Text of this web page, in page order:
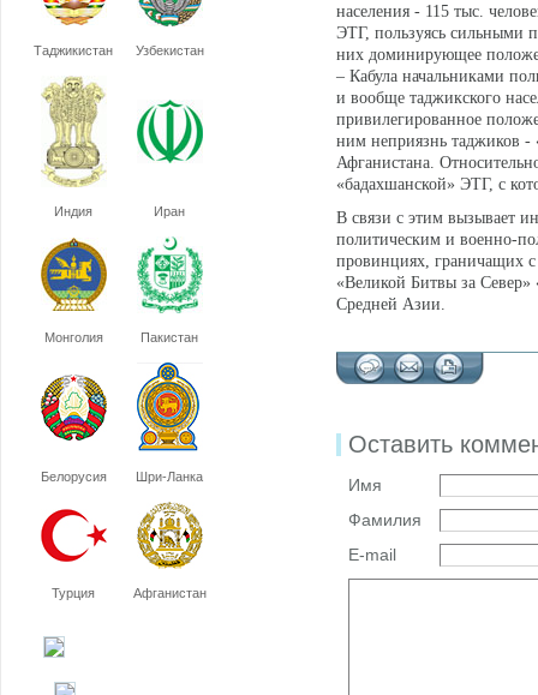
Таджикистан Узбекистан
Индия Иран
Монголия Пакистан
Белорусия Шри-Ланка
Турция Афганистан
населения - 115 тыс.
ЭТГ, пользуясь сильными
них доминирующее
– Кабула начальниками
и вообще таджикского
привилегированное
ним неприязнь таджиков -
Афганистана.
«бадахшанской» ЭТГ, с
В связи с этим вызывает
политическим и военно-
провинциях, граничащих
«Великой Битвы за
Средней Азии.
Оставить
Имя
Фамилия
E-mail